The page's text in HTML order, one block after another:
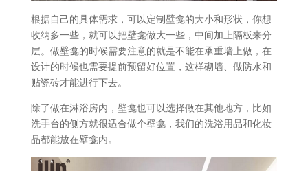
根据自己的具体需求，可以定制壁龛的大小和形状，你想
收纳多一些，就可以把壁龛做大一些，中间加上隔板来分
层。做壁龛的时候需要注意的就是不能在承重墙上做，在
设计的时候也需要提前预留好位置，这样砌墙、做防水和
贴瓷砖才能进行下去。
除了做在淋浴房内，壁龛也可以选择做在其他地方，比如
洗手台的侧方就很适合做个壁龛，我们的洗浴用品和化妆
品都能放在壁龛内。